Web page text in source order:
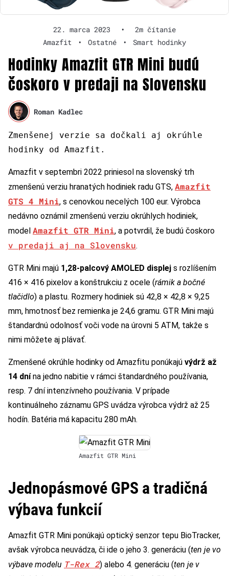
22. marca 2023 •
2m čítanie
Amazfit
• Ostatné • Smart hodinky
Hodinky Amazfit GTR Mini budú
čoskoro v predaji na Slovensku
Roman Kadlec
Zmenšenej verzie sa dočkali aj okrúhle
hodinky od Amazfit.
Amazfit v septembri 2022 priniesol na slovenský trh
zmenšenú verziu hranatých hodiniek radu GTS, Amazfit
GTS 4 Mini, s cenovkou necelých 100 eur. Výrobca
nedávno oznámil zmenšenú verziu okrúhlych hodiniek,
model Amazfit GTR Mini, a potvrdil, že budú čoskoro
v predaji aj na Slovensku.
GTR Mini majú 1,28-palcový AMOLED displej s rozlíšením
416 × 416 pixelov a konštrukciu z ocele (rámik a bočné
tlačidlo) a plastu. Rozmery hodiniek sú 42,8 × 42,8 × 9,25
mm, hmotnosť bez remienka je 24,6 gramu. GTR Mini majú
štandardnú odolnosť voči vode na úrovni 5 ATM, takže s
nimi môžete aj plávať.
Zmenšené okrúhle hodinky od Amazfitu ponúkajú výdrž až
14 dnína jedno nabitie v rámci štandardného používania,
resp. 7 dní intenzívneho používania. V prípade
kontinuálneho záznamu GPS uvádza výrobca výdrž až 25
hodín. Batéria má kapacitu 280 mAh.
Amazfit GTR Mini
Jednopásmové GPS a tradičná
výbava funkcií
Amazfit GTR Mini ponúkajú optický senzor tepu BioTracker,
avšak výrobca neuvádza, či ide o jeho 3. generáciu (ten je vo
výbave modelu T-Rex 2) alebo 4. generáciu (ten je v